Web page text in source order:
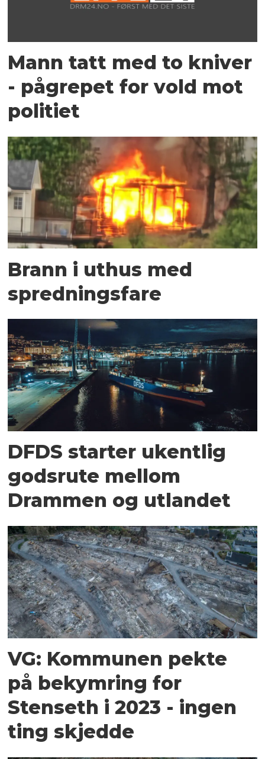
Mann tatt med to kniver
- pågrepet for vold mot
politiet
Brann i uthus med
spredningsfare
DFDS starter ukentlig
godsrute mellom
Drammen og utlandet
VG: Kommunen pekte
på bekymring for
Stenseth i 2023 - ingen
ting skjedde